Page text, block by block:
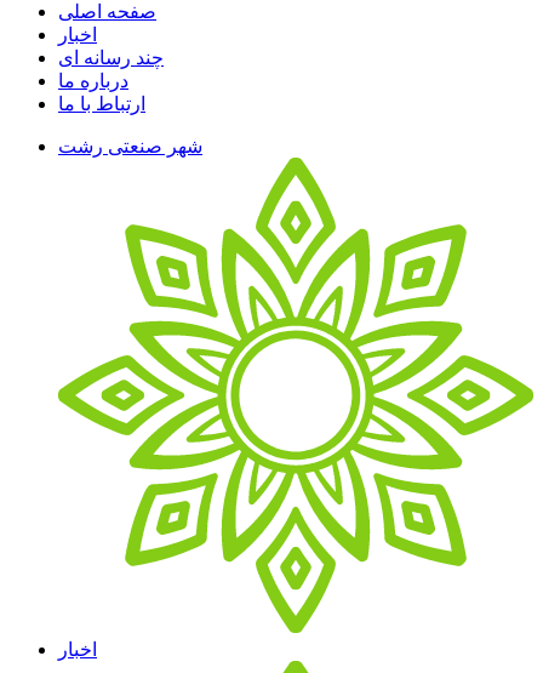
صفحه اصلی
اخبار
چند رسانه ای
درباره ما
ارتباط با ما
شهر صنعتی رشت
اخبار